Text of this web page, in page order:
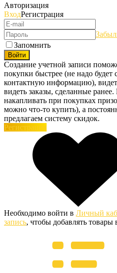
Авторизация
ВходРегистрация
Запомнить
Войти
Создание учетной записи
покупки быстрее (не надо будет
контактную информацию),
видеть заказы, сделанные
накапливать при покупках
можно что-то купить), а
предлагаем систему скидок.
Регистрация
Необходимо войти в Личный
запись, чтобы добавлять товары